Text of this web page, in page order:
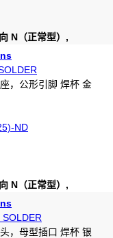
N（正常型）,
，公形引脚 焊杯 金
ND
N（正常型）,
，母型插口 焊杯 银